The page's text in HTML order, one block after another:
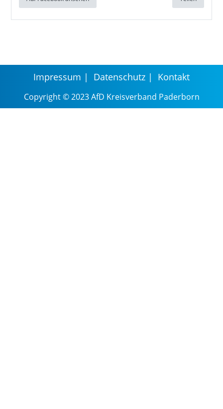
Impressum Datenschutz Kontakt
Copyright © 2023 AfD Kreisverband Paderborn